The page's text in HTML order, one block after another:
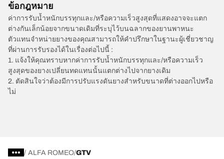
ข้อกฎหมาย
ค่าการรับน้ำหนักบรรทุกและ/หรือความเร็วสูงสุดที่แสดงอาจจะแตก
ต่างกันเล็กน้อยจากขนาดเดิมที่ระบุไว้บนฉลากของยานพาหนะ
ตัวแทนจำหน่ายยางของคุณสามารถให้คำปรึกษาในฐานะผู้เชี่ยวชาญ
ที่ผ่านการรับรองได้ในเรื่องต่อไปนี้ :
1. แจ้งให้คุณทราบหากค่าการรับน้ำหนักบรรทุกและ/หรือความเร็ว
สูงสุดของยางเปลี่ยนทดแทนนั้นแตกต่างไปจากยางเดิม
2. ตัดสินใจว่าต้องมีการปรับแรงดันยางสำหรับขนาดที่ต่างออกไปหรือ
ไม่
/ ALFA ROMEO GTV